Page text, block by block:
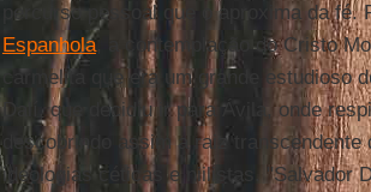
percurso pessoal que o aproxima da fé.
Espanhola, a contemplação do Cristo
carmelita que era um grande estudioso
Dalí, que decidiu ir para Ávila, onde
descobrindo assim a raiz
ideologias céticas e niilistas. "Salvador